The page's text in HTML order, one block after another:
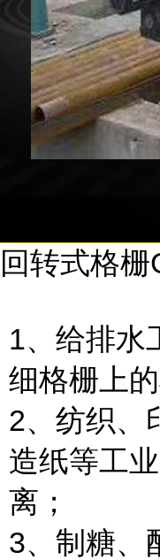
回转式格栅
1、给排水
细格栅上的
2、纺织、
造纸等工
离；
3、制糖、